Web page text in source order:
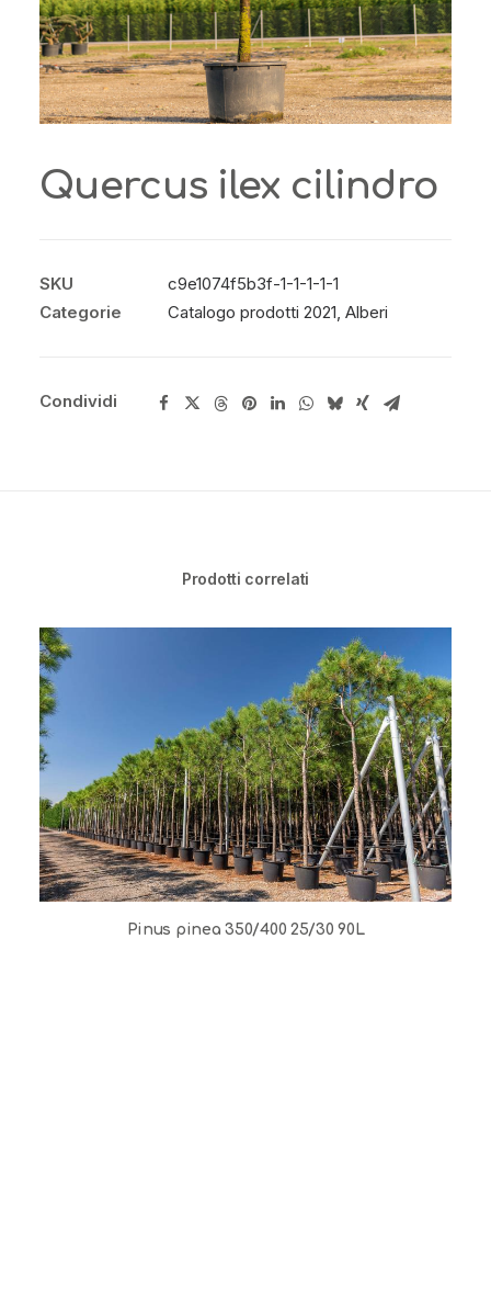
Quercus ilex cilindro
SKU
c9e1074f5b3f-1-1-1-1-1
Categorie
Catalogo prodotti 2021, Alberi
Condividi
Prodotti correlati
Pinus pinea 350/400 25/30 90L